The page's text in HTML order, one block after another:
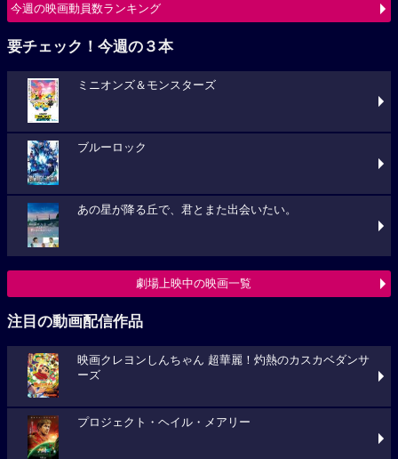
今週の映画動員数ランキング
要チェック！今週の３本
ミニオンズ＆モンスターズ
ブルーロック
あの星が降る丘で、君とまた出会いたい。
劇場上映中の映画一覧
注目の動画配信作品
映画クレヨンしんちゃん 超華麗！灼熱のカスカベダンサ
ーズ
プロジェクト・ヘイル・メアリー